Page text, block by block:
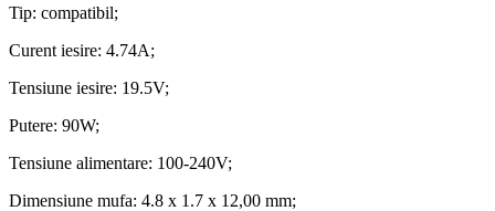
Tip: compatibil;
Curent iesire: 4.74A;
Tensiune iesire: 19.5V;
Putere: 90W;
Tensiune alimentare: 100-240V;
Dimensiune mufa: 4.8 x 1.7 x 12,00 mm;